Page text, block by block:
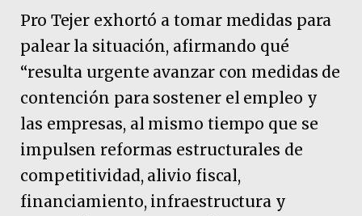
Pro Tejer exhortó a tomar medidas para
palear la situación, afirmando qué
“resulta urgente avanzar con medidas de
contención para sostener el empleo y
las empresas, al mismo tiempo que se
impulsen reformas estructurales de
competitividad, alivio fiscal,
financiamiento, infraestructura y